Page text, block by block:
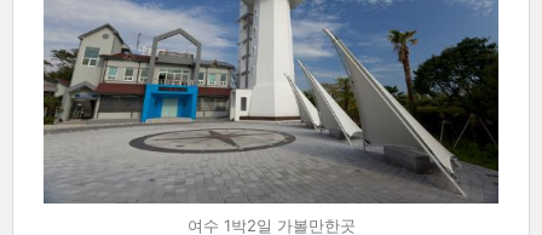
여수 1박2일 가볼만한곳